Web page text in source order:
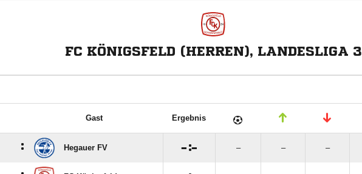
FC KÖNIGSFELD (HERREN), LANDESLIGA 3
Gast Ergebnis
: Hegauer FV : – – –